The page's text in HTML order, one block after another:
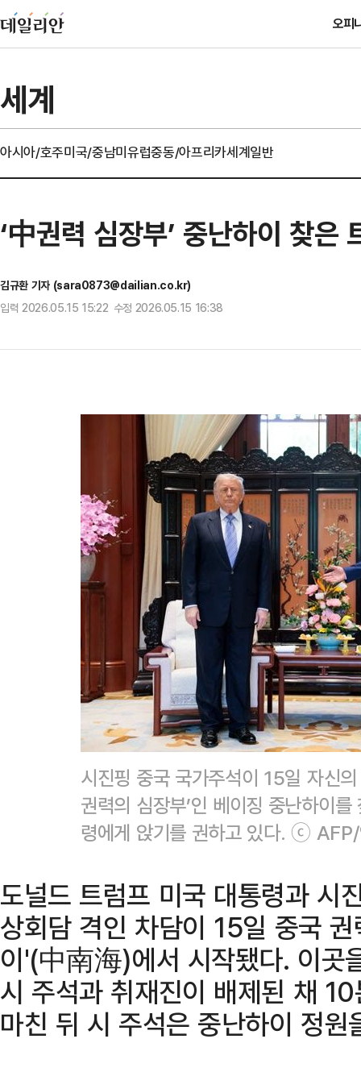
오피
세계
아시아/호주미국/중남미유럽중동/아프리카세계일반
‘中권력 심장부’ 중난하이 찾은
김규환 기자 (sara0873@dailian.co.kr)
입력 2026.05.15 15:22 수정 2026.05.15 16:38
시진핑 중국 국가주석이 15일 자신
권력의 심장부’인 베이징 중난하이
령에게 앉기를 권하고 있다. ⓒ
도널드 트럼프 미국 대통령과 시
상회담 격인 차담이 15일 중국
이'(中南海)에서 시작됐다. 이곳
시 주석과 취재진이 배제된 채
마친 뒤 시 주석은 중난하이 정원